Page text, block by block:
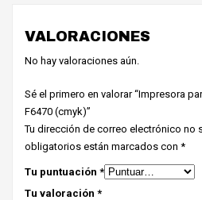
VALORACIONES
No hay valoraciones aún.
Sé el primero en valorar “Impresora
F6470 (cmyk)”
Tu dirección de correo electrónico no
obligatorios están marcados con *
Tu puntuación *
Tu valoración *